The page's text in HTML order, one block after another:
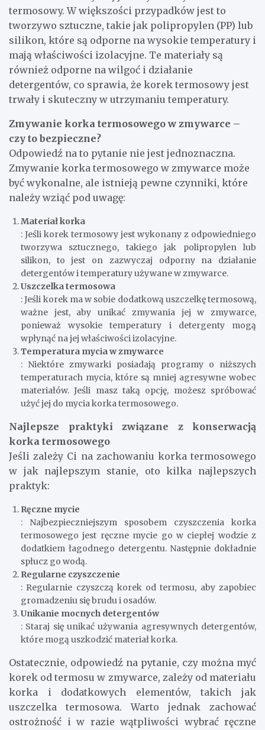
termosowy. W większości przypadków jest to
tworzywo sztuczne, takie jak polipropylen (PP) lub
silikon, które są odporne na wysokie temperatury i
mają właściwości izolacyjne. Te materiały są
również odporne na wilgoć i działanie
detergentów, co sprawia, że korek termosowy jest
trwały i skuteczny w utrzymaniu temperatury.
Zmywanie korka termosowego w zmywarce –
czy to bezpieczne?
Odpowiedź na to pytanie nie jest jednoznaczna.
Zmywanie korka termosowego w zmywarce może
być wykonalne, ale istnieją pewne czynniki, które
należy wziąć pod uwagę:
Materiał korka
: Jeśli korek termosowy jest wykonany z odpowiedniego
tworzywa sztucznego, takiego jak polipropylen lub
silikon, to jest on zazwyczaj odporny na działanie
detergentów i temperatury używane w zmywarce.
Uszczelka termosowa
: Jeśli korek ma w sobie dodatkową uszczelkę termosową,
ważne jest, aby unikać zmywania jej w zmywarce,
ponieważ wysokie temperatury i detergenty mogą
wpłynąć na jej właściwości izolacyjne.
Temperatura mycia w zmywarce
: Niektóre zmywarki posiadają programy o niższych
temperaturach mycia, które są mniej agresywne wobec
materiałów. Jeśli masz taką opcję, możesz spróbować
użyć jej do mycia korka termosowego.
Najlepsze praktyki związane z konserwacją
korka termosowego
Jeśli zależy Ci na zachowaniu korka termosowego
w jak najlepszym stanie, oto kilka najlepszych
praktyk:
Ręczne mycie
: Najbezpieczniejszym sposobem czyszczenia korka
termosowego jest ręczne mycie go w ciepłej wodzie z
dodatkiem łagodnego detergentu. Następnie dokładnie
spłucz go wodą.
Regularne czyszczenie
: Regularnie czyszczą korek od termosu, aby zapobiec
gromadzeniu się brudu i osadów.
Unikanie mocnych detergentów
: Staraj się unikać używania agresywnych detergentów,
które mogą uszkodzić materiał korka.
Ostatecznie, odpowiedź na pytanie, czy można myć
korek od termosu w zmywarce, zależy od materiału
korka i dodatkowych elementów, takich jak
uszczelka termosowa. Warto jednak zachować
ostrożność i w razie wątpliwości wybrać ręczne